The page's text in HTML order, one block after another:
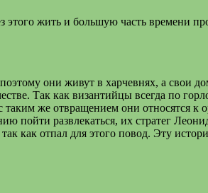
жить и большую часть времени
они живут в харчевнях, а
Так как византийцы всегда по
таким же отвращением они относятся
пойти развлекаться, их стратег
как отпал для этого повод. Эту